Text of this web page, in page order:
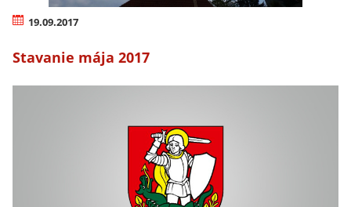
19.09.2017
Stavanie mája 2017